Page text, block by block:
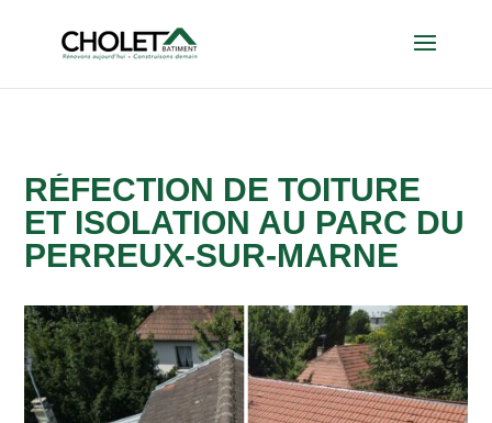
RÉFECTION DE TOITURE
ET ISOLATION AU PARC DU
PERREUX-SUR-MARNE